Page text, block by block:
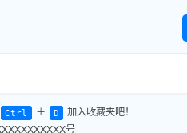
Ctrl ＋ D
加入收藏夹吧！
号